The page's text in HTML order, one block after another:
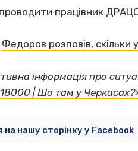
працівник
Федоров розповів, скільки
інформація про
| Шо там у
на нашу сторінку у Facebook